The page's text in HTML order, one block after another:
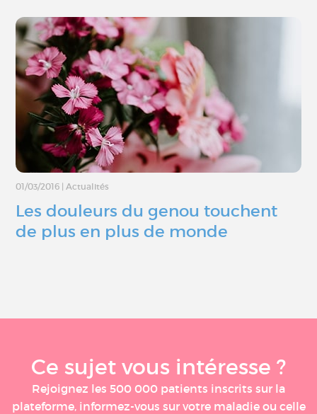
01/03/2016 | Actualités
Les douleurs du genou touchent
de plus en plus de monde
Ce sujet vous intéresse ?
Rejoignez les 500 000 patients inscrits sur la
plateforme, informez-vous sur votre maladie ou celle